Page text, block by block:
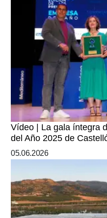
Vídeo | La gala íntegra
del Año 2025 de
05.06.2026